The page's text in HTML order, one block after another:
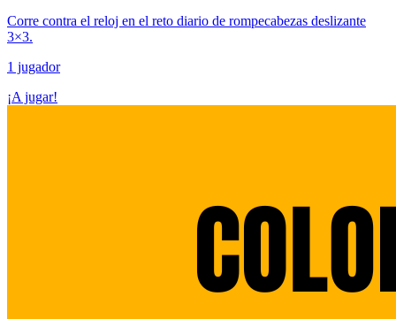
Corre contra el reloj en el reto diario de rompecabezas deslizante
3×3.
1 jugador
¡A jugar!